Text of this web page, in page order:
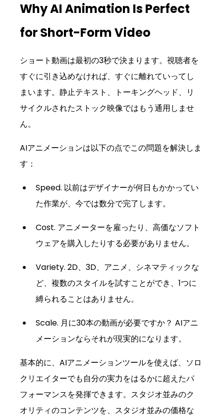
Why AI Animation Is Perfect
for Short-Form Video
ショート動画は最初の3秒で決まります。視聴者を
すぐに引き込めなければ、すぐに離れていってし
まいます。静止テキスト、トーキングヘッド、リ
サイクルされたストック映像ではもう通用しませ
ん。
AIアニメーションは以下の点でこの問題を解決しま
す：
Speed. 以前はデザイナーが何日もかかってい
た作業が、今では数分で完了します。
Cost. アニメーターを雇ったり、高価なソフト
ウェアを購入したりする必要がありません。
Variety. 2D、3D、アニメ、シネマティックな
ど、複数のスタイルを試すことができ、1つに
縛られることはありません。
Scale. 月に30本の動画が必要ですか？ AIアニ
メーションならそれが現実的になります。
基本的に、AIアニメーションツールを使えば、ソロ
クリエイターでも自分の実力をはるかに超えたパ
フォーマンスを発揮できます。スタジオ並みのク
オリティのコンテンツを、スタジオ並みの価格な